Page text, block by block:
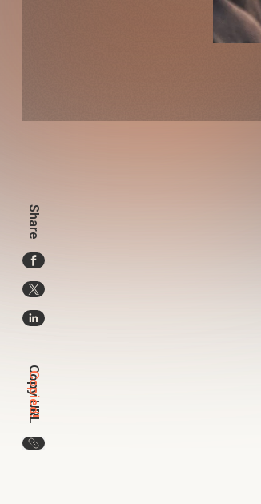
Share
Copy URL
Copied!
この記事のURLをコピー